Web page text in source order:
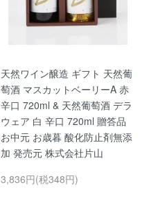
天然ワイン醸造 ギフト 天然葡
萄酒 マスカットベーリーA 赤
辛口 720ml & 天然葡萄酒 デラ
ウェア 白 辛口 720ml 贈答品
お中元 お歳暮 酸化防止剤無添
加 発売元 株式会社片山
3,836円(税348円)